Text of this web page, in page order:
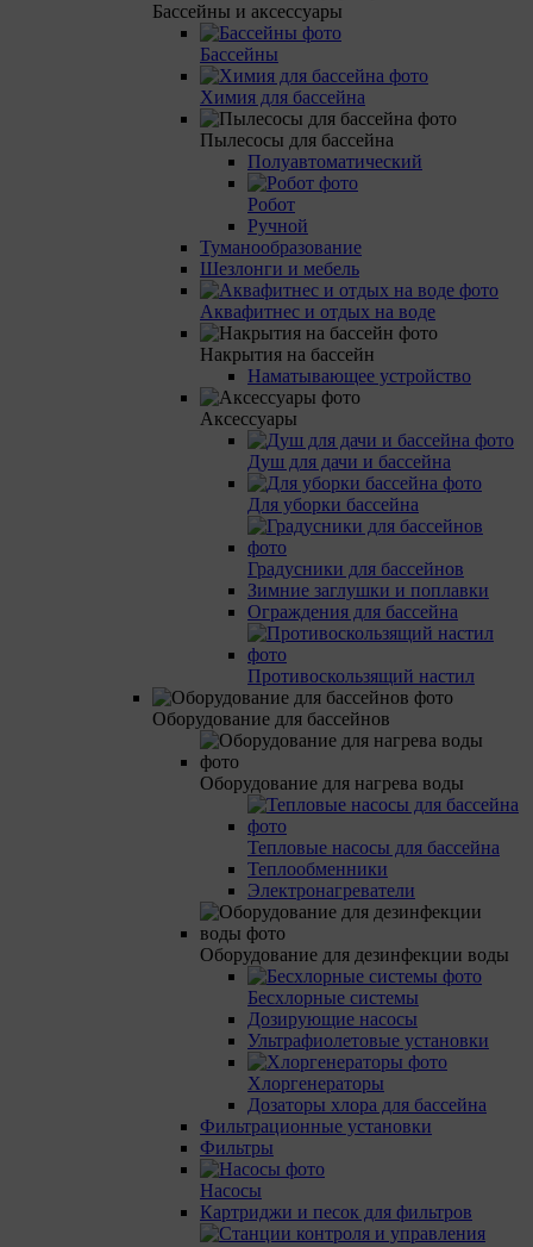
Бассейны и аксессуары
Бассейны
Химия для бассейна
Пылесосы для бассейна
Полуавтоматический
Робот
Ручной
Туманообразование
Шезлонги и мебель
Аквафитнес и отдых на воде
Накрытия на бассейн
Наматывающее устройство
Аксессуары
Душ для дачи и бассейна
Для уборки бассейна
Градусники для бассейнов
Зимние заглушки и поплавки
Ограждения для бассейна
Противоскользящий настил
Оборудование для бассейнов
Оборудование для нагрева воды
Тепловые насосы для бассейна
Теплообменники
Электронагреватели
Оборудование для дезинфекции воды
Бесхлорные системы
Дозирующие насосы
Ультрафиолетовые установки
Хлоргенераторы
Дозаторы хлора для бассейна
Фильтрационные установки
Фильтры
Насосы
Картриджи и песок для фильтров